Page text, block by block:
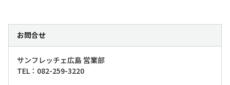
お問合せ
サンフレッチェ広島 営業部
TEL：082-259-3220